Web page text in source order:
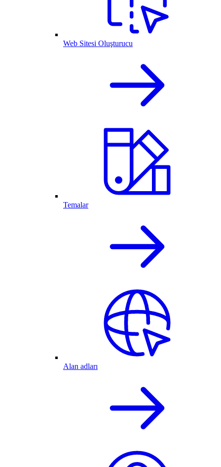
Web Sitesi Oluşturucu
Temalar
Alan adları